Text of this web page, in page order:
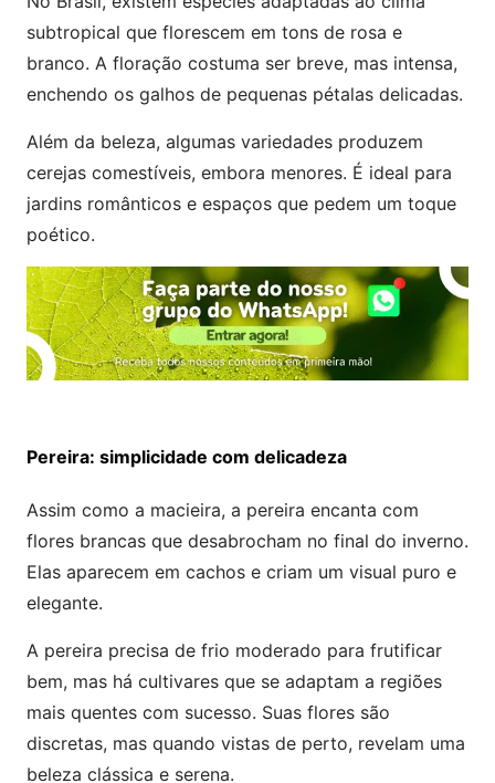
subtropical que florescem em tons de rosa e
branco. A floração costuma ser breve, mas intensa,
enchendo os galhos de pequenas pétalas delicadas.
Além da beleza, algumas variedades produzem
cerejas comestíveis, embora menores. É ideal para
jardins românticos e espaços que pedem um toque
poético.
Pereira: simplicidade com delicadeza
Assim como a macieira, a pereira encanta com
flores brancas que desabrocham no final do inverno.
Elas aparecem em cachos e criam um visual puro e
elegante.
A pereira precisa de frio moderado para frutificar
bem, mas há cultivares que se adaptam a regiões
mais quentes com sucesso. Suas flores são
discretas, mas quando vistas de perto, revelam uma
beleza clássica e serena.